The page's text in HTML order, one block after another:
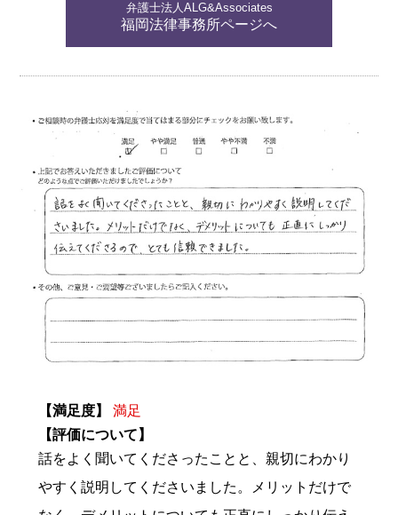
弁護士法人ALG&Associates
福岡法律事務所ページへ
【満足度】
満足
【評価について】
話をよく聞いてくださったことと、親切にわかり
やすく説明してくださいました。メリットだけで